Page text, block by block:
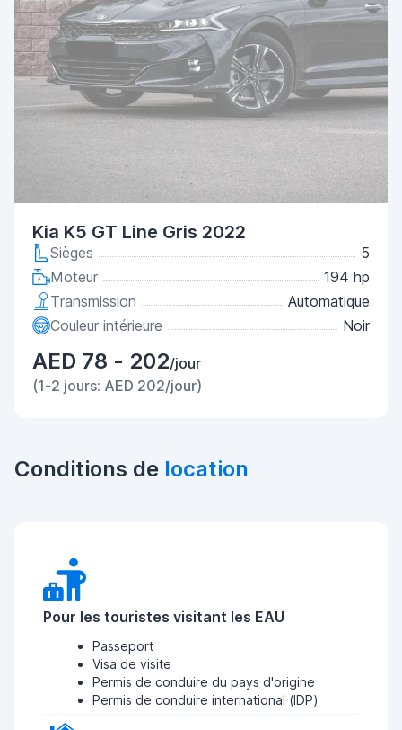
Kia K5 GT Line Gris 2022
Sièges
5
Moteur
194 hp
Transmission
Automatique
Couleur intérieure
Noir
AED 78 - 202/jour
(1-2 jours: AED 202/jour)
Conditions de location
Pour les touristes visitant les EAU
Passeport
Visa de visite
Permis de conduire du pays d'origine
Permis de conduire international (IDP)